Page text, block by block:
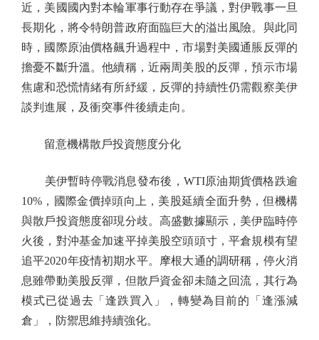
近，美國國內對本輪軍事行動存在爭議，對伊戰事一旦
長期化，將令特朗普政府面臨巨大的溢出風險。與此同
時，國際原油價格飆升過程中，市場對美國通脹反彈的
擔憂不斷升溫。他續稱，近兩周美股的反彈，預示市場
焦慮和恐慌情緒有所紓緩，反彈的持續性仍需觀察美伊
談判進展，及衝突事件後續走向。
留意機構散戶投資態度分化
美伊暫時停戰消息發布後，WTI原油期貨價格跌逾
10%，國際金價掉頭向上，美股延續全面升勢，但機構
與散戶投資態度卻現分歧。高盛數據顯示，美伊臨時停
火後，對沖基金加速平掉美股空頭頭寸，平倉規模有望
追平2020年疫情初期水平。摩根大通的調研稱，停火消
息雖帶動美股反彈，但散戶資金卻未隨之回流，其行為
模式已從過去「逢跌買入」，轉變為目前的「逢漲減
倉」，防禦思維持續強化。